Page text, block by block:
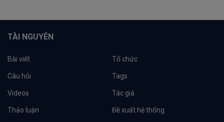
TÀI NGUYÊN
Bài viết Tổ chức
Câu hỏi Tags
Videos Tác giả
Thảo luận Đề xuất hệ thống